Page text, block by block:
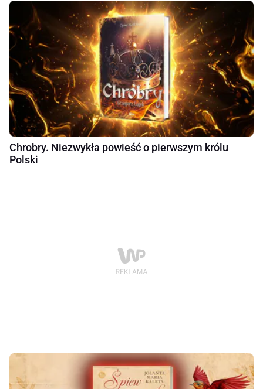
Chrobry. Niezwykła powieść o pierwszym królu
Polski